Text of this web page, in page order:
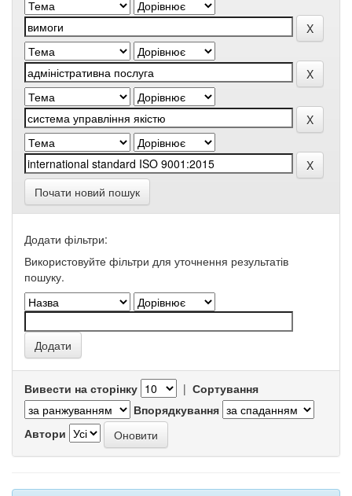
Почати новий пошук
Додати фільтри:
Використовуйте фільтри для уточнення результатів
пошуку.
Вивести на сторінку | Сортування
Впорядкування
Автори